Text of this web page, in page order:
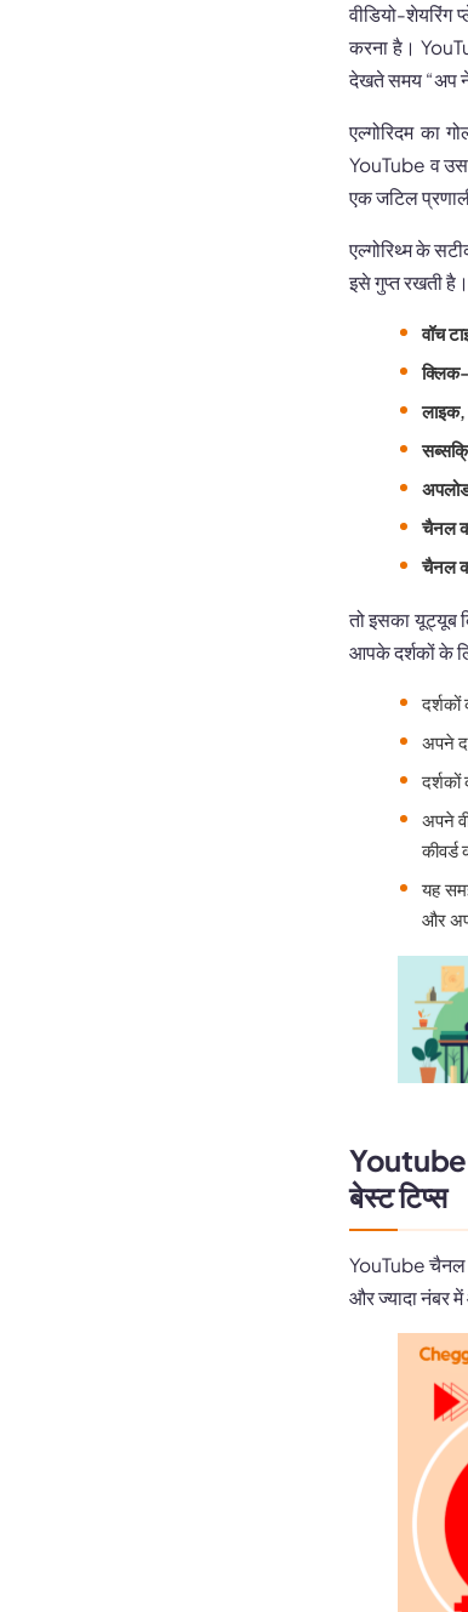
वीडियो-शेयरिंग
करना है।
देखते समय “अप
एल्गोरिदम का
YouTube व
एक जटिल
एल्गोरिथ्म के
इसे गुप्त रखती
वॉच
चैनल
चैनल
तो इसका यूट्यूब
आपके दर्शकों के
अपने
अपने
कीवर्ड
यह
और
Youtube
बेस्ट टिप्स
YouTube चैनल
और ज्यादा नंबर